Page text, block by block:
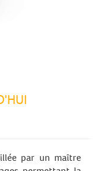
par un maître